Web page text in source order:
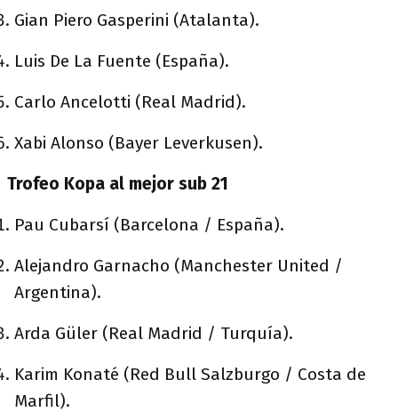
Gian Piero Gasperini (Atalanta).
Luis De La Fuente (España).
Carlo Ancelotti (Real Madrid).
Xabi Alonso (Bayer Leverkusen).
Trofeo Kopa al mejor sub 21
Pau Cubarsí (Barcelona / España).
Alejandro Garnacho (Manchester United /
Argentina).
Arda Güler (Real Madrid / Turquía).
Karim Konaté (Red Bull Salzburgo / Costa de
Marfil).